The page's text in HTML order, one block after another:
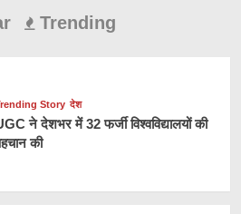
Trending
Story देश
ने देशभर में 32 फर्जी विश्वविद्यालयों की
की